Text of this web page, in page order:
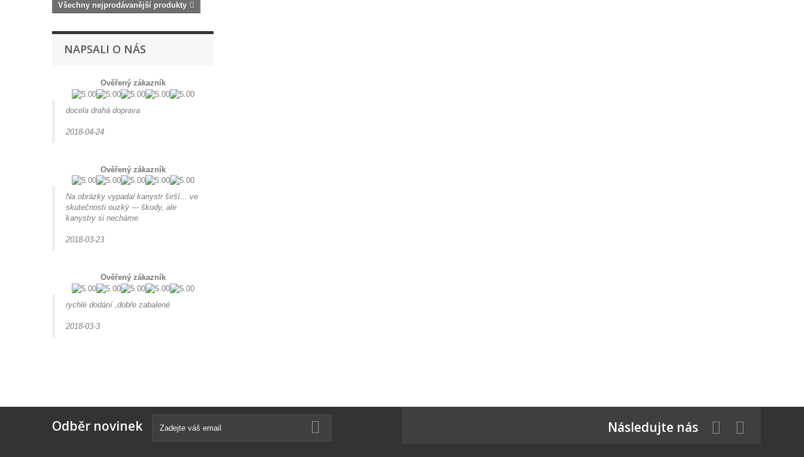
Všechny nejprodávanější produkty
NAPSALI O NÁS
Ověřený zákazník
docela drahá doprava
2018-04-24
Ověřený zákazník
Na obrázky vypadal kanystr širší... ve
skutečnosti ouzký --- škody, ale
kanystry si necháme.
2018-03-23
Ověřený zákazník
rychlé dodání ,dobře zabalené
2018-03-3
Odběr novinek Následujte nás